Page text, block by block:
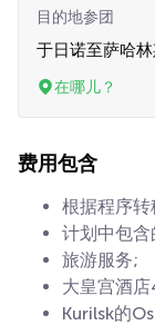
目的地参团
于日诺至萨哈
在哪儿？
费用包含
根据程序转
计划中包
旅游服务;
大皇宫酒
Kurilsk的